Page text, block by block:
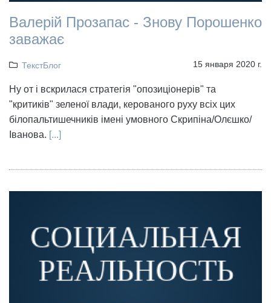
Валерій Прозапас - Знову Порошенко
заважає
ТекстБлог 15 января 2020 г.
Ну от і вскрилася стратегія "опозиціонерів" та
"критиків" зеленої влади, керованого руху всіх цих
білопальтишечників імені умовного Скрипіна/Олєшко/
Іванова. [...]